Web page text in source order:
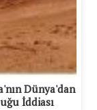
Dünya'dan
İddiası